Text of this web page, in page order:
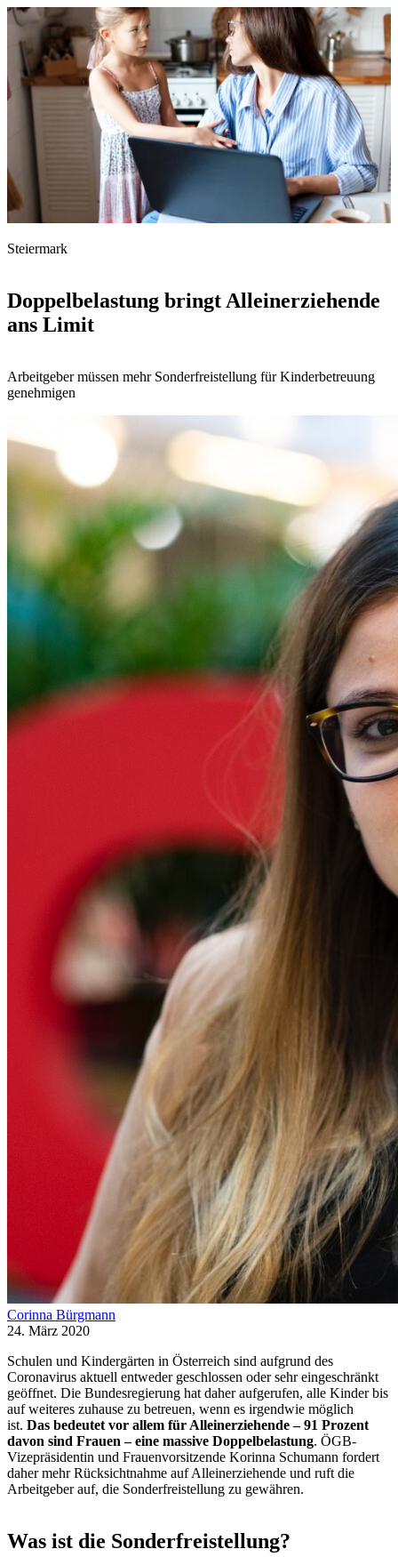
Steiermark
Doppelbelastung bringt Alleinerziehende
ans Limit
Arbeitgeber müssen mehr Sonderfreistellung für Kinderbetreuung
genehmigen
Corinna Bürgmann
24. März 2020
Schulen und Kindergärten in Österreich sind aufgrund des
Coronavirus aktuell entweder geschlossen oder sehr eingeschränkt
geöffnet. Die Bundesregierung hat daher aufgerufen, alle Kinder bis
auf weiteres zuhause zu betreuen, wenn es irgendwie möglich
ist. Das bedeutet vor allem für Alleinerziehende – 91 Prozent
davon sind Frauen – eine massive Doppelbelastung. ÖGB-
Vizepräsidentin und Frauenvorsitzende Korinna Schumann fordert
daher mehr Rücksichtnahme auf Alleinerziehende und ruft die
Arbeitgeber auf, die Sonderfreistellung zu gewähren.
Was ist die Sonderfreistellung?